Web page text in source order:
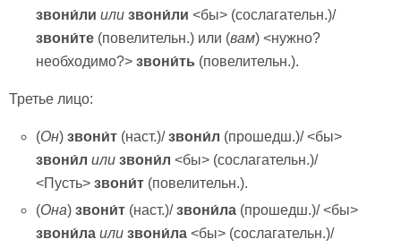
звони́ли или звони́ли <бы> (сослагательн.)/
звони́те (повелительн.) или (вам) <нужно?
необходимо?>звони́ть (повелительн.).
Третье лицо:
(Он)звони́т (наст.)/звони́л (прошедш.)/ <бы>
звони́л или звони́л <бы> (сослагательн.)/
<Пусть>звони́т (повелительн.).
(Она)звони́т (наст.)/звони́ла (прошедш.)/ <бы>
звони́ла или звони́ла <бы> (сослагательн.)/